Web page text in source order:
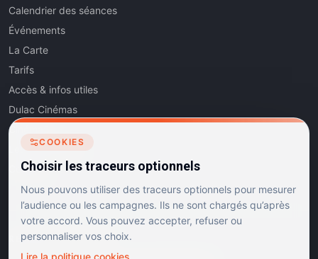
Calendrier des séances
Événements
La Carte
Tarifs
Accès & infos utiles
Dulac Cinémas
Cinéma5
Les Dits de l'Art
Contact
RÉSEAUX SOCIAUX
COOKIES
Choisir les traceurs optionnels
Nous pouvons utiliser des traceurs optionnels pour mesurer
l’audience ou les campagnes. Ils ne sont chargés qu’après
votre accord. Vous pouvez accepter, refuser ou
personnaliser vos choix.
Lire la politique cookies